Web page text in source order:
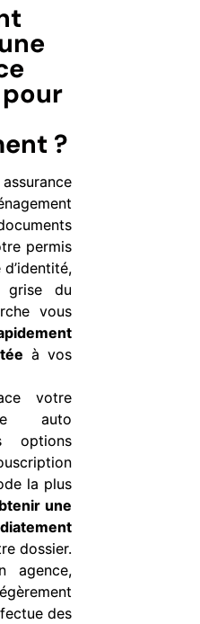
?
permis
du
vous
à vos
votre
auto
options
la plus
une
dossier.
agence,
des